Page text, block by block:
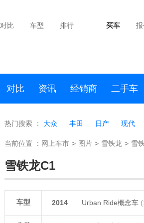
对比 车型 排行 买车
对比 资讯 经销商 二手车
热门搜索 ： 大众 丰田 日产 现代
当前位置 ： 网上车市 > 图片 > 雪铁龙 > 雪
雪铁龙C1
车型 2014 Urban Ride概念车